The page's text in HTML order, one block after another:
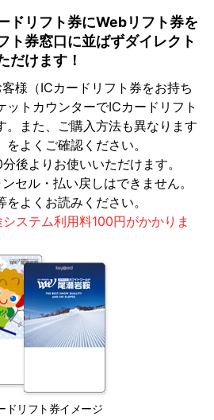
ドリフト券にWebリフト券を
ト券窓口に並ばずダイレクト
だけます！
様（ICカードリフト券をお持ち
ットカウンターでICカードリフト
また、ご購入方法も異なります
よくご確認ください。
後よりお使いいただけます。
セル・払い戻しはできません。
よくお読みください。
ステム利用料100円がかかりま
ドリフト券イメージ